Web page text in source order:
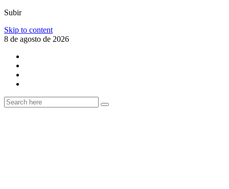
Subir
Skip to content
8 de agosto de 2026